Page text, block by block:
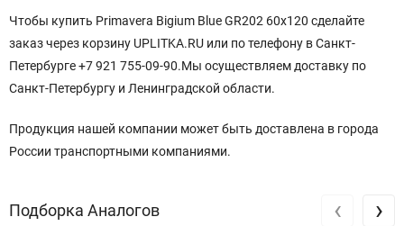
Чтобы купить Primavera Bigium Blue GR202 60x120 сделайте
заказ через корзину UPLITKA.RU или по телефону в Санкт-
Петербурге +7 921 755-09-90.Мы осуществляем доставку по
Санкт-Петербургу и Ленинградской области.
Продукция нашей компании может быть доставлена в города
России транспортными компаниями.
Подборка Аналогов ‹ ›